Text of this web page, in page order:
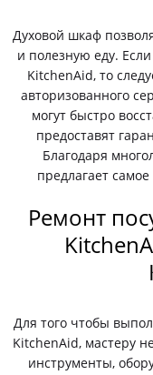
Духовой шкаф
и полезную еду.
KitchenAid, то
авторизованного
могут быстро
предоставят
Благодаря
предлагает
Ремонт
Для того чтобы
KitchenAid, мастеру
инструменты,